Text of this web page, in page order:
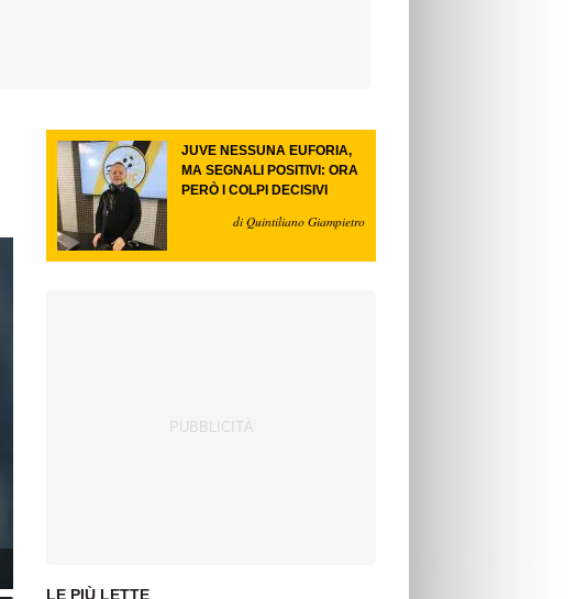
JUVE NESSUNA EUFORIA,
MA SEGNALI POSITIVI: ORA
PERÒ I COLPI DECISIVI
di Quintiliano Giampietro
LE PIÙ LETTE